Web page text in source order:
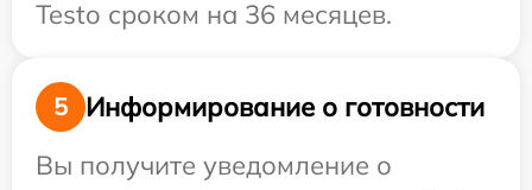
Testo сроком на 36 месяцев.
5
Информирование о готовности
Вы получите уведомление о